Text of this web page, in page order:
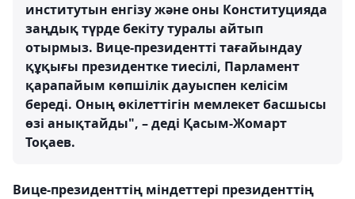
институтын енгізу және оны Конституцияда
заңдық түрде бекіту туралы айтып
отырмыз. Вице-президентті тағайындау
құқығы президентке тиесілі, Парламент
қарапайым көпшілік дауыспен келісім
береді. Оның өкілеттігін мемлекет басшысы
өзі анықтайды", – деді Қасым-Жомарт
Тоқаев.
Вице-президенттің міндеттері президенттің